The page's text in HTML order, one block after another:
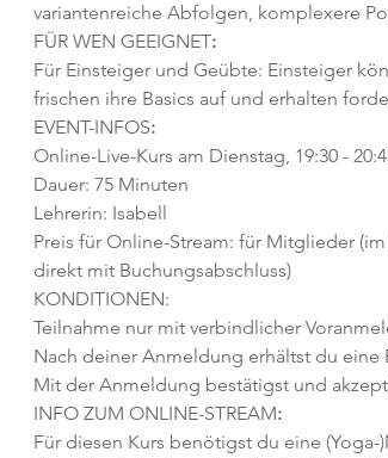
variantenreiche Abfolgen, komplexere
FÜR WEN GEEIGNET:
Für Einsteiger und Geübte: Einsteiger
frischen ihre Basics auf und erhalten
EVENT-INFOS:
Online-Live-Kurs am Dienstag, 19:30 -
Dauer: 75 Minuten
Lehrerin: Isabell
Preis für Online-Stream: für Mitglieder
direkt mit Buchungsabschluss)
KONDITIONEN:
Teilnahme nur mit verbindlicher
Nach deiner Anmeldung erhältst du eine
Mit der Anmeldung bestätigst und
INFO ZUM ONLINE-STREAM:
Für diesen Kurs benötigst du eine